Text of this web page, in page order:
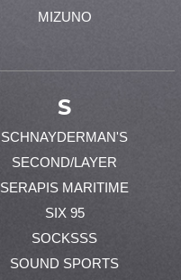
MIZUNO
S
SCHNAYDERMAN'S
SECOND/LAYER
SERAPIS MARITIME
SIX 95
SOCKSSS
SOUND SPORTS